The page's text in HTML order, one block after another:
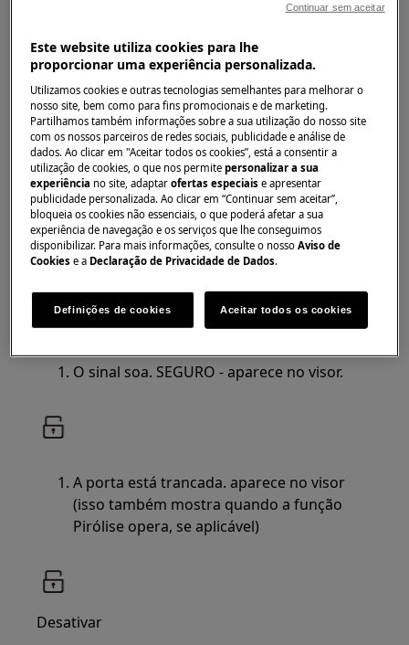
Ativar
Certifique-se de que o botão das funções
de aquecimento está na posição desligada.
- pressione e segure ao mesmo tempo por
2 segundos.
O sinal soa. SEGURO - aparece no visor.
A porta está trancada. aparece no visor
(isso também mostra quando a função
Pirólise opera, se aplicável)
Desativar
Este website utiliza cookies para lhe
proporcionar uma experiência personalizada.
Utilizamos cookies e outras tecnologias semelhantes para melhorar o
nosso site, bem como para fins promocionais e de marketing.
Partilhamos também informações sobre a sua utilização do nosso site
com os nossos parceiros de redes sociais, publicidade e análise de
dados. Ao clicar em "Aceitar todos os cookies”, está a consentir a
utilização de cookies, o que nos permitepersonalizar a sua
experiência no site, adaptarofertas especiaise apresentar
publicidade personalizada. Ao clicar em “Continuar sem aceitar”,
bloqueia os cookies não essenciais, o que poderá afetar a sua
experiência de navegação e os serviços que lhe conseguimos
disponibilizar. Para mais informações, consulte o nossoAviso de
Cookies e a Declaração de Privacidade de Dados.
Definições de cookies Aceitar todos os cookies
Continuar sem aceitar